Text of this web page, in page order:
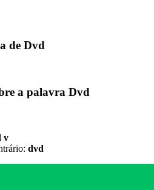
de Dvd
a palavra Dvd
v
dvd